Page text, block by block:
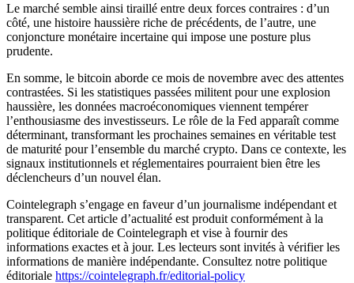
Le marché semble ainsi tiraillé entre deux forces contraires : d’un
côté, une histoire haussière riche de précédents, de l’autre, une
conjoncture monétaire incertaine qui impose une posture plus
prudente.
En somme, le bitcoin aborde ce mois de novembre avec des attentes
contrastées. Si les statistiques passées militent pour une explosion
haussière, les données macroéconomiques viennent tempérer
l’enthousiasme des investisseurs. Le rôle de la Fed apparaît comme
déterminant, transformant les prochaines semaines en véritable test
de maturité pour l’ensemble du marché crypto. Dans ce contexte, les
signaux institutionnels et réglementaires pourraient bien être les
déclencheurs d’un nouvel élan.
Cointelegraph s’engage en faveur d’un journalisme indépendant et
transparent. Cet article d’actualité est produit conformément à la
politique éditoriale de Cointelegraph et vise à fournir des
informations exactes et à jour. Les lecteurs sont invités à vérifier les
informations de manière indépendante. Consultez notre politique
éditoriale https://cointelegraph.fr/editorial-policy